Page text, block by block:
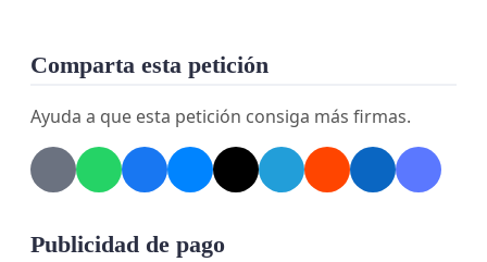
Comparta esta petición
Ayuda a que esta petición consiga más firmas.
Publicidad de pago